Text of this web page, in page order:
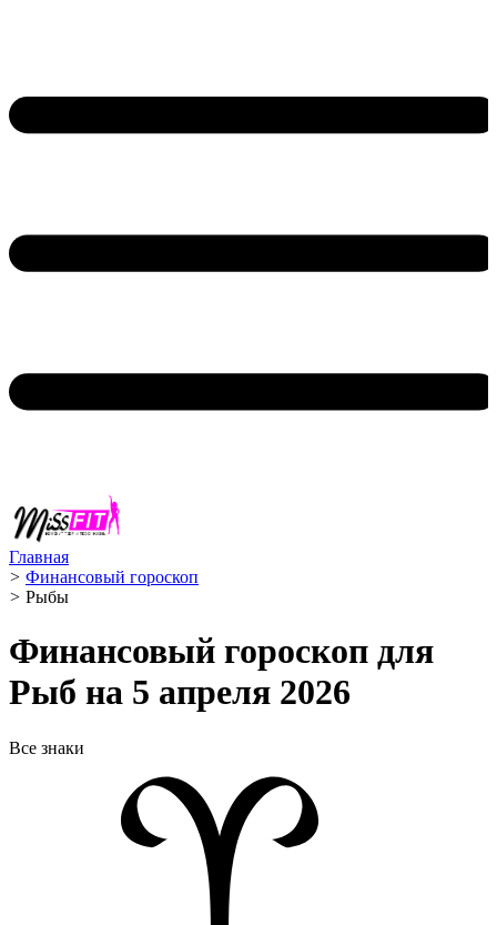
Главная
> Финансовый гороскоп
> Рыбы ️
Финансовый гороскоп для
Рыб на 5 апреля 2026
Все знаки